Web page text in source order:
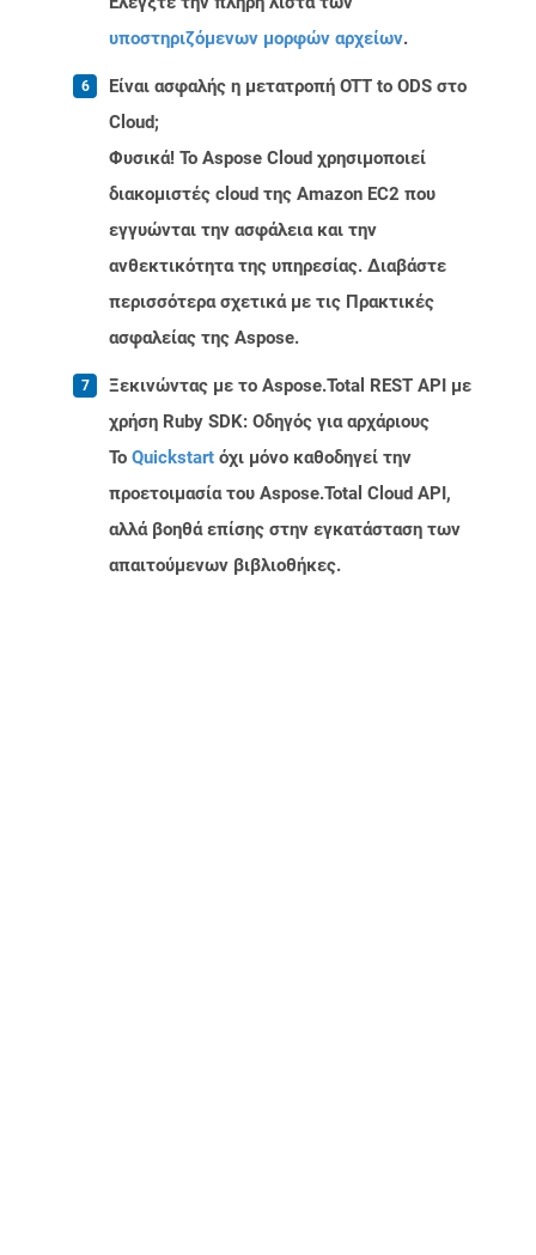
υποστηριζόμενων μορφών αρχείων.
Είναι ασφαλής η μετατροπή OTT to ODS στο
Cloud;
Φυσικά! Το Aspose Cloud χρησιμοποιεί
διακομιστές cloud της Amazon EC2 που
εγγυώνται την ασφάλεια και την
ανθεκτικότητα της υπηρεσίας. Διαβάστε
περισσότερα σχετικά με τις Πρακτικές
ασφαλείας της Aspose.
Ξεκινώντας με το Aspose.Total REST API με
χρήση Ruby SDK: Οδηγός για αρχάριους
Το Quickstart όχι μόνο καθοδηγεί την
προετοιμασία του Aspose.Total Cloud API,
αλλά βοηθά επίσης στην εγκατάσταση των
απαιτούμενων βιβλιοθήκες.